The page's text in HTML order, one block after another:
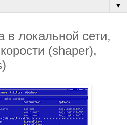
▼
в локальной сети,
(shaper),